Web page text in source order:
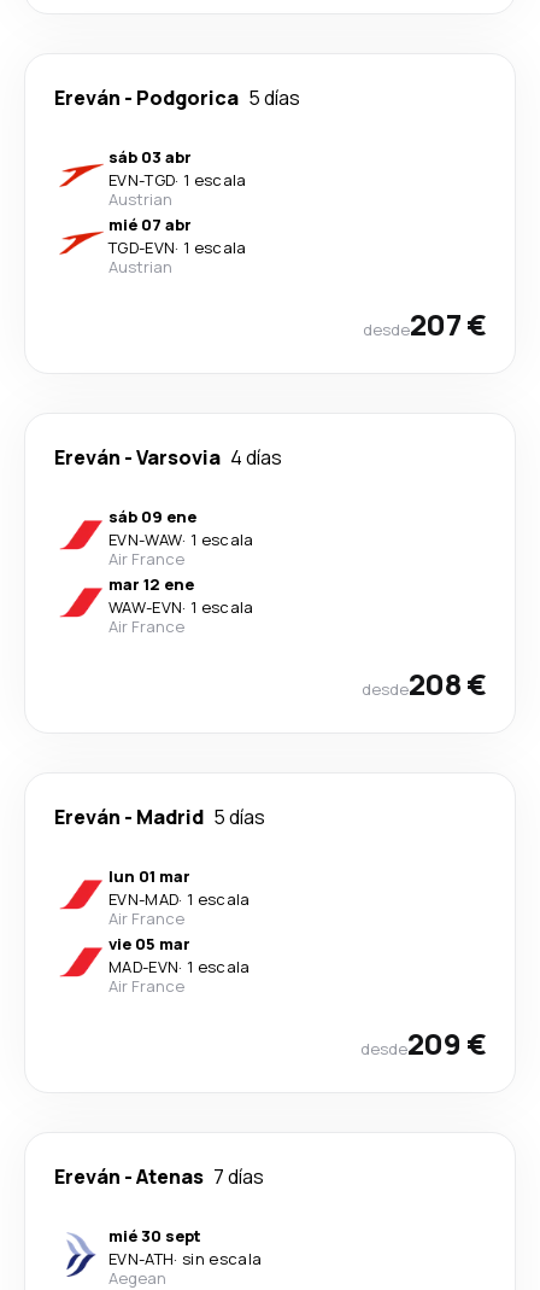
Ereván - Podgorica 5 días
sáb 03 abr
EVN-TGD· 1 escala
Austrian
mié 07 abr
TGD-EVN· 1 escala
Austrian
desde207 €
Ereván -Varsovia 4 días
sáb 09 ene
EVN-WAW· 1 escala
Air France
mar 12 ene
WAW-EVN· 1 escala
Air France
desde208 €
Ereván - Madrid 5 días
lun 01 mar
EVN-MAD· 1 escala
Air France
vie 05 mar
MAD-EVN· 1 escala
Air France
desde209 €
Ereván -Atenas 7 días
mié 30 sept
EVN-ATH· sin escala
Aegean